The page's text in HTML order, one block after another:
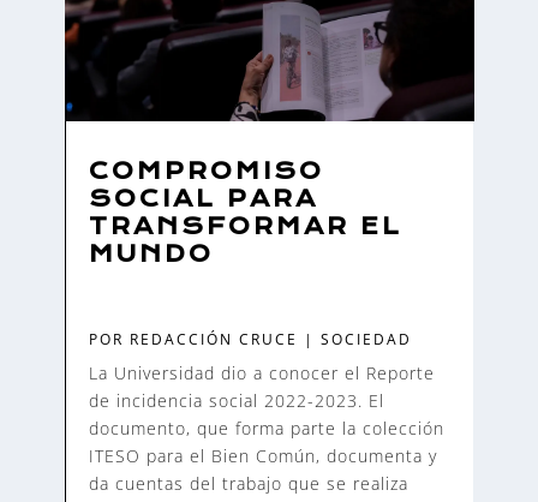
COMPROMISO
SOCIAL PARA
TRANSFORMAR EL
MUNDO
POR REDACCIÓN CRUCE | SOCIEDAD
La Universidad dio a conocer el Reporte
de incidencia social 2022-2023. El
documento, que forma parte la colección
ITESO para el Bien Común, documenta y
da cuentas del trabajo que se realiza